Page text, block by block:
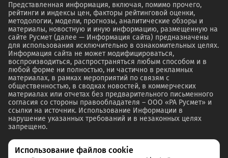
Представленная информация, включая, помимо прочего,
рейтинги и индексы цен, факторы рейтинговой оценки,
методологии, модели, прогнозы, аналитические обзоры и
материалы, новостную и иную информацию, размещенную на
сайте Русмет (далее — Информация сайта) предназначены
для использования исключительно в ознакомительных целях.
Информация сайта не может модифицироваться,
воспроизводиться, распространяться любым способом и в
любой форме ни полностью, ни частично в рекламных
материалах, в рамках мероприятий по связям с
общественностью, в сводках новостей, в коммерческих
материалах или отчетах без предварительного письменного
согласия со стороны правообладателя – ООО «РА Русмет» и
ссылки на источник. Использование Информации в
нарушение указанных требований и в незаконных целях
запрещено.
Использование файлов cookie